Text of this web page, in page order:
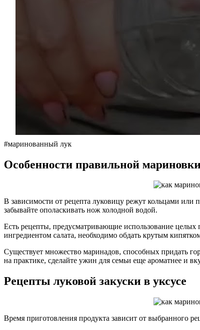
#маринованный лук
Особенности правильной
В зависимости от рецепта луковицу режут кольцами или
забывайте ополаскивать нож холодной водой.
Есть рецепты, предусматривающие использование
ингредиентом салата, необходимо обдать крутым
Существует множество маринадов, способных придать
на практике, сделайте ужин для семьи еще ароматнее и
Рецепты луковой закуски в уксусе
Время приготовления продукта зависит от выбранного